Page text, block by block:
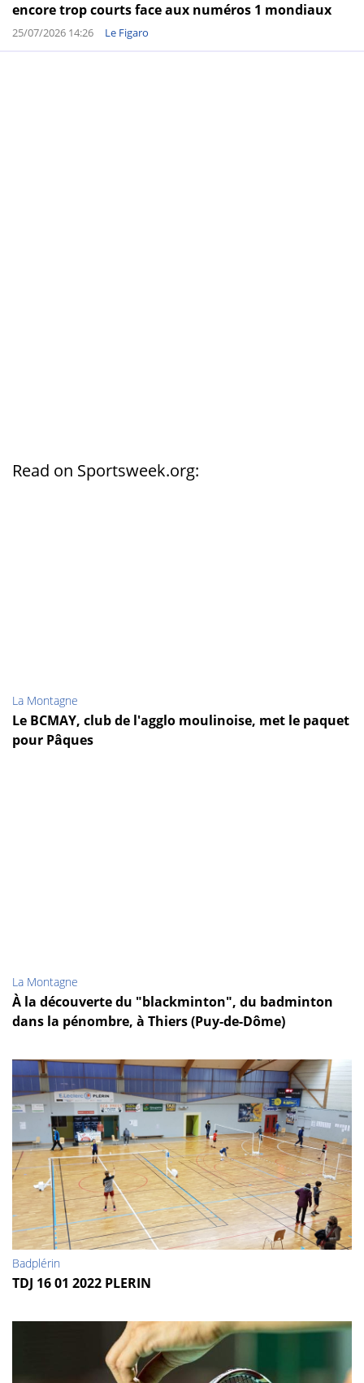
encore trop courts face aux numéros 1 mondiaux
25/07/2026 14:26 Le Figaro
Read on Sportsweek.org:
La Montagne
Le BCMAY, club de l'agglo moulinoise, met le paquet
pour Pâques
La Montagne
À la découverte du "blackminton", du badminton
dans la pénombre, à Thiers (Puy-de-Dôme)
Badplérin
TDJ 16 01 2022 PLERIN